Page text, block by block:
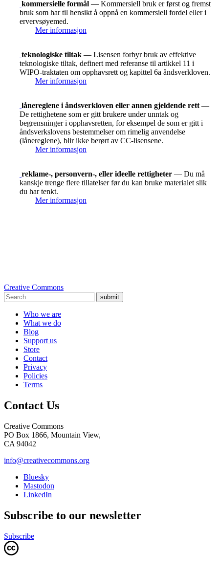
kommersielle formål — Kommersiell bruk er først og fremst
bruk som har til hensikt å oppnå en kommersiell fordel eller i
ervervsøyemed.
Mer informasjon
teknologiske tiltak — Lisensen forbyr bruk av effektive
teknologiske tiltak, definert med referanse til artikkel 11 i
WIPO-traktaten om opphavsrett og kapittel 6a åndsverkloven.
Mer informasjon
lånereglene i åndsverkloven eller annen gjeldende rett —
De rettighetene som er gitt brukere under unntak og
begrensninger i opphavsretten, for eksempel de som er gitt i
åndsverkslovens bestemmelser om rimelig anvendelse
(lånereglene), blir ikke berørt av CC-lisensene.
Mer informasjon
reklame-, personvern-, eller ideelle rettigheter — Du må
kanskje trenge flere tillatelser før du kan bruke materialet slik
du har tenkt.
Mer informasjon
Creative Commons
submit
Who we are
What we do
Blog
Support us
Store
Contact
Privacy
Policies
Terms
Contact Us
Creative Commons
PO Box 1866, Mountain View,
CA 94042
info@creativecommons.org
Bluesky
Mastodon
LinkedIn
Subscribe to our newsletter
Subscribe